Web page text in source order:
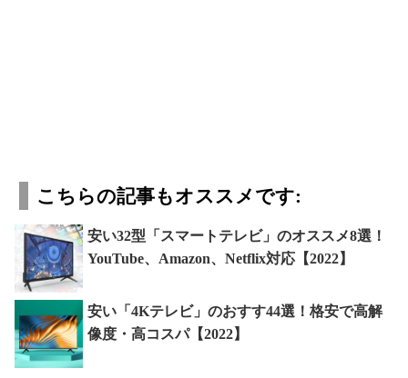
こちらの記事もオススメです:
安い32型「スマートテレビ」のオススメ8選！
YouTube、Amazon、Netflix対応【2022】
安い「4Kテレビ」のおすす44選！格安で高解
像度・高コスパ【2022】